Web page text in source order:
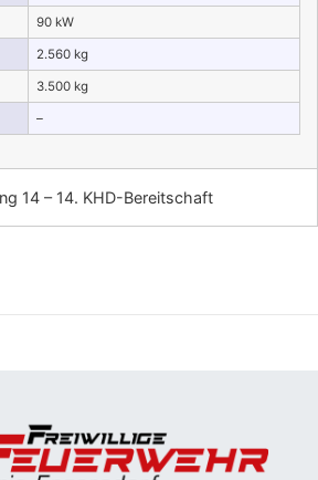
90 kW
2.560 kg
3.500 kg
–
14 – 14. KHD-Bereitschaft